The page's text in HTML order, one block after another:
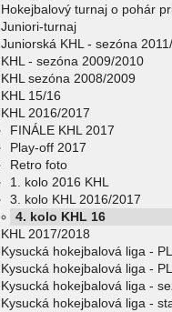
Hokejbalový turnaj o pohár
Juniori-turnaj
Juniorská KHL - sezóna
KHL - sezóna 2009/2010
KHL sezóna 2008/2009
KHL 15/16
KHL 2016/2017
FINÁLE KHL 2017
Play-off 2017
Retro foto
1. kolo 2016 KHL
3. kolo KHL 2016/2017
4. kolo KHL 16
KHL 2017/2018
Kysucká hokejbalová liga -
Kysucká hokejbalová liga -
Kysucká hokejbalová liga -
Kysucká hokejbalová liga -